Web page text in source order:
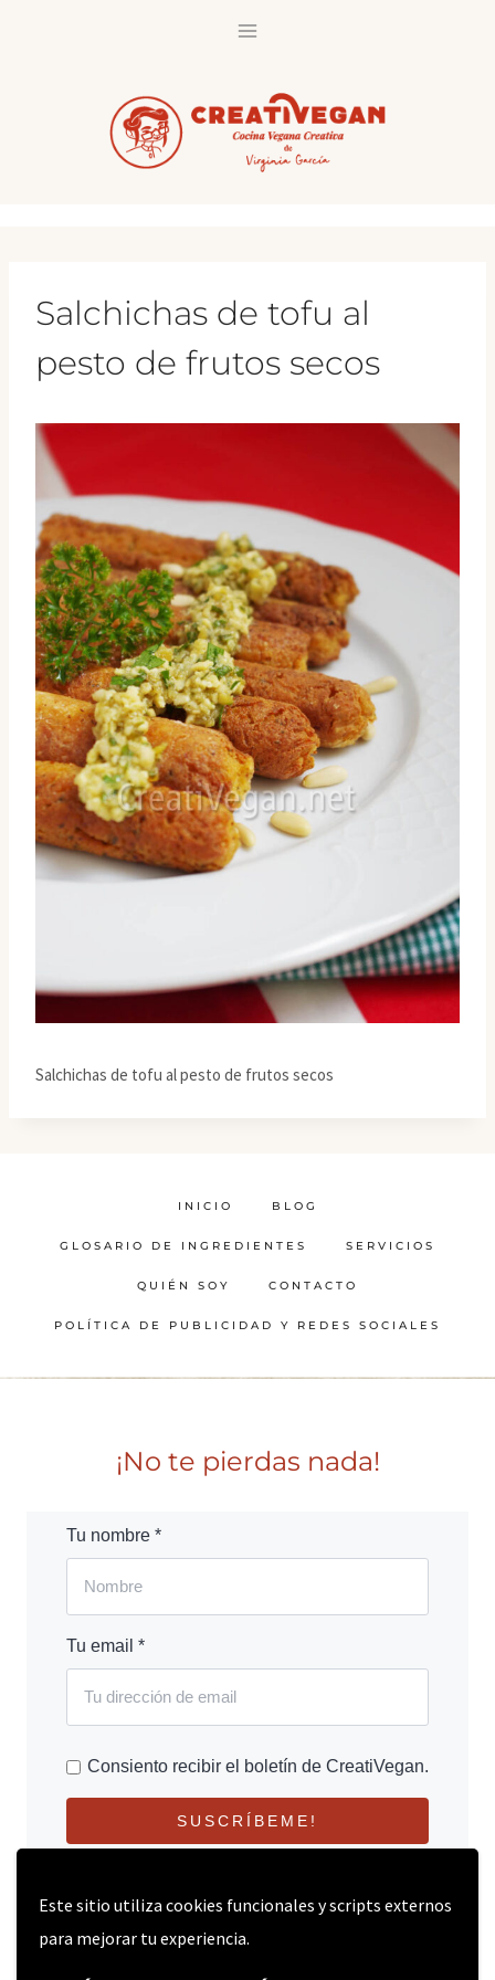
Este sitio utiliza cookies funcionales y scripts externos
para mejorar tu experiencia.
Salchichas de tofu al
pesto de frutos secos
Salchichas de tofu al pesto de frutos secos
INICIO BLOG
GLOSARIO DE INGREDIENTES SERVICIOS
QUIÉN SOY CONTACTO
POLÍTICA DE PUBLICIDAD Y REDES SOCIALES
¡No te pierdas nada!
Tu nombre *
Tu email *
Consiento recibir el boletín de CreatiVegan.
SUSCRÍBEME!